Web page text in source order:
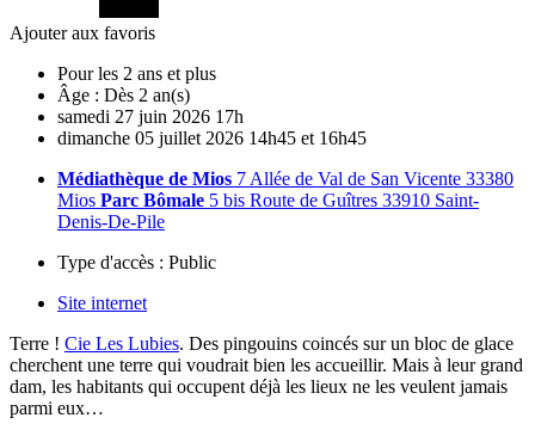
Ajouter aux favoris
Pour les 2 ans et plus
Âge : Dès 2 an(s)
samedi 27 juin 2026 17h
dimanche 05 juillet 2026 14h45 et 16h45
Médiathèque de Mios 7 Allée de Val de San Vicente 33380
Mios Parc Bômale 5 bis Route de Guîtres 33910 Saint-
Denis-De-Pile
Type d'accès : Public
Site internet
Terre ! Cie Les Lubies. Des pingouins coincés sur un bloc de glace
cherchent une terre qui voudrait bien les accueillir. Mais à leur grand
dam, les habitants qui occupent déjà les lieux ne les veulent jamais
parmi eux…